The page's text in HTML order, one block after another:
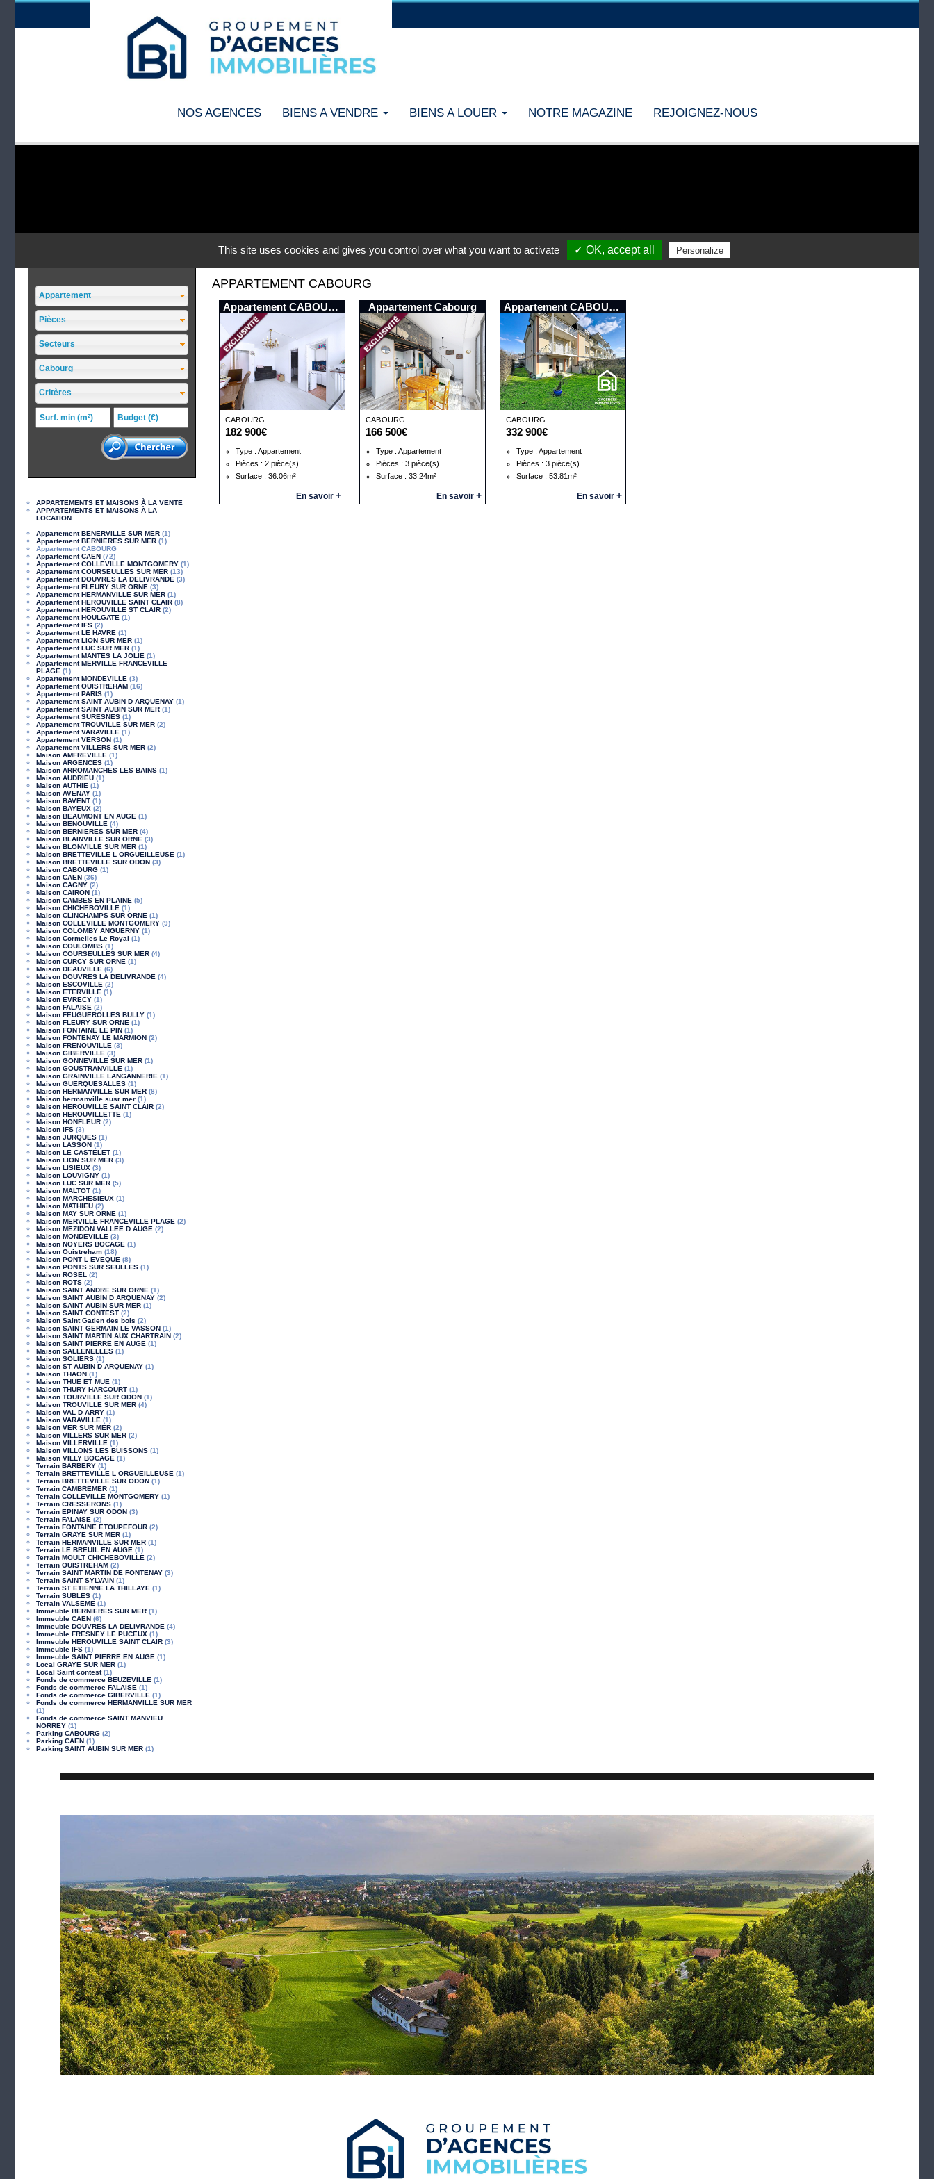
Appartement
Pièces
Secteurs
Cabourg
Critères
APPARTEMENTS ET MAISONS À LA VENTE
APPARTEMENTS ET MAISONS À LA
LOCATION
Appartement BENERVILLE SUR MER (1)
Appartement BERNIERES SUR MER (1)
Appartement CABOURG
Appartement CAEN (72)
Appartement COLLEVILLE MONTGOMERY (1)
Appartement COURSEULLES SUR MER (13)
Appartement DOUVRES LA DELIVRANDE (3)
Appartement FLEURY SUR ORNE (3)
Appartement HERMANVILLE SUR MER (1)
Appartement HEROUVILLE SAINT CLAIR (8)
Appartement HEROUVILLE ST CLAIR (2)
Appartement HOULGATE (1)
Appartement IFS (2)
Appartement LE HAVRE (1)
Appartement LION SUR MER (1)
Appartement LUC SUR MER (1)
Appartement MANTES LA JOLIE (1)
Appartement MERVILLE FRANCEVILLE
PLAGE (1)
Appartement MONDEVILLE (3)
Appartement OUISTREHAM (16)
Appartement PARIS (1)
Appartement SAINT AUBIN D ARQUENAY (1)
Appartement SAINT AUBIN SUR MER (1)
Appartement SURESNES (1)
Appartement TROUVILLE SUR MER (2)
Appartement VARAVILLE (1)
Appartement VERSON (1)
Appartement VILLERS SUR MER (2)
Maison AMFREVILLE (1)
Maison ARGENCES (1)
Maison ARROMANCHES LES BAINS (1)
Maison AUDRIEU (1)
Maison AUTHIE (1)
Maison AVENAY (1)
Maison BAVENT (1)
Maison BAYEUX (2)
Maison BEAUMONT EN AUGE (1)
Maison BENOUVILLE (4)
Maison BERNIERES SUR MER (4)
Maison BLAINVILLE SUR ORNE (3)
Maison BLONVILLE SUR MER (1)
Maison BRETTEVILLE L ORGUEILLEUSE (1)
Maison BRETTEVILLE SUR ODON (3)
Maison CABOURG (1)
Maison CAEN (36)
Maison CAGNY (2)
Maison CAIRON (1)
Maison CAMBES EN PLAINE (5)
Maison CHICHEBOVILLE (1)
Maison CLINCHAMPS SUR ORNE (1)
Maison COLLEVILLE MONTGOMERY (9)
Maison COLOMBY ANGUERNY (1)
Maison Cormelles Le Royal (1)
Maison COULOMBS (1)
Maison COURSEULLES SUR MER (4)
Maison CURCY SUR ORNE (1)
Maison DEAUVILLE (6)
Maison DOUVRES LA DELIVRANDE (4)
Maison ESCOVILLE (2)
Maison ETERVILLE (1)
Maison EVRECY (1)
Maison FALAISE (2)
Maison FEUGUEROLLES BULLY (1)
Maison FLEURY SUR ORNE (1)
Maison FONTAINE LE PIN (1)
Maison FONTENAY LE MARMION (2)
Maison FRENOUVILLE (3)
Maison GIBERVILLE (3)
Maison GONNEVILLE SUR MER (1)
Maison GOUSTRANVILLE (1)
Maison GRAINVILLE LANGANNERIE (1)
Maison GUERQUESALLES (1)
Maison HERMANVILLE SUR MER (8)
Maison hermanville susr mer (1)
Maison HEROUVILLE SAINT CLAIR (2)
Maison HEROUVILLETTE (1)
Maison HONFLEUR (2)
Maison IFS (3)
Maison JURQUES (1)
Maison LASSON (1)
Maison LE CASTELET (1)
Maison LION SUR MER (3)
Maison LISIEUX (3)
Maison LOUVIGNY (1)
Maison LUC SUR MER (5)
Maison MALTOT (1)
Maison MARCHESIEUX (1)
Maison MATHIEU (2)
Maison MAY SUR ORNE (1)
Maison MERVILLE FRANCEVILLE PLAGE (2)
Maison MEZIDON VALLEE D AUGE (2)
Maison MONDEVILLE (3)
Maison NOYERS BOCAGE (1)
Maison Ouistreham (18)
Maison PONT L EVEQUE (8)
Maison PONTS SUR SEULLES (1)
Maison ROSEL (2)
Maison ROTS (2)
Maison SAINT ANDRE SUR ORNE (1)
Maison SAINT AUBIN D ARQUENAY (2)
Maison SAINT AUBIN SUR MER (1)
Maison SAINT CONTEST (2)
Maison Saint Gatien des bois (2)
Maison SAINT GERMAIN LE VASSON (1)
Maison SAINT MARTIN AUX CHARTRAIN (2)
Maison SAINT PIERRE EN AUGE (1)
Maison SALLENELLES (1)
Maison SOLIERS (1)
Maison ST AUBIN D ARQUENAY (1)
Maison THAON (1)
Maison THUE ET MUE (1)
Maison THURY HARCOURT (1)
Maison TOURVILLE SUR ODON (1)
Maison TROUVILLE SUR MER (4)
Maison VAL D ARRY (1)
Maison VARAVILLE (1)
Maison VER SUR MER (2)
Maison VILLERS SUR MER (2)
Maison VILLERVILLE (1)
Maison VILLONS LES BUISSONS (1)
Maison VILLY BOCAGE (1)
Terrain BARBERY (1)
Terrain BRETTEVILLE L ORGUEILLEUSE (1)
Terrain BRETTEVILLE SUR ODON (1)
Terrain CAMBREMER (1)
Terrain COLLEVILLE MONTGOMERY (1)
Terrain CRESSERONS (1)
Terrain EPINAY SUR ODON (3)
Terrain FALAISE (2)
Terrain FONTAINE ETOUPEFOUR (2)
Terrain GRAYE SUR MER (1)
Terrain HERMANVILLE SUR MER (1)
Terrain LE BREUIL EN AUGE (1)
Terrain MOULT CHICHEBOVILLE (2)
Terrain OUISTREHAM (2)
Terrain SAINT MARTIN DE FONTENAY (3)
Terrain SAINT SYLVAIN (1)
Terrain ST ETIENNE LA THILLAYE (1)
Terrain SUBLES (1)
Terrain VALSEME (1)
Immeuble BERNIERES SUR MER (1)
Immeuble CAEN (6)
Immeuble DOUVRES LA DELIVRANDE (4)
Immeuble FRESNEY LE PUCEUX (1)
Immeuble HEROUVILLE SAINT CLAIR (3)
Immeuble IFS (1)
Immeuble SAINT PIERRE EN AUGE (1)
Local GRAYE SUR MER (1)
Local Saint contest(1)
Fonds de commerce BEUZEVILLE (1)
Fonds de commerce FALAISE (1)
Fonds de commerce GIBERVILLE (1)
Fonds de commerce HERMANVILLE SUR MER
(1)
Fonds de commerce SAINT MANVIEU
NORREY (1)
Parking CABOURG (2)
Parking CAEN (1)
Parking SAINT AUBIN SUR MER (1)
APPARTEMENT CABOURG
Appartement CABOURG
CABOURG
182 900€
Type : Appartement
Pièces : 2 pièce(s)
Surface : 36.06m²
En savoir +
Appartement Cabourg
CABOURG
166 500€
Type : Appartement
Pièces : 3 pièce(s)
Surface : 33.24m²
En savoir +
Appartement CABOURG
CABOURG
332 900€
Type : Appartement
Pièces : 3 pièce(s)
Surface : 53.81m²
En savoir +